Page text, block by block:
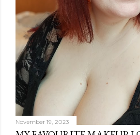
November 19, 2023